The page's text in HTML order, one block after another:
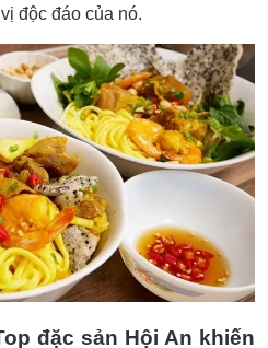
độc đáo của nó.
đặc sản Hội An khiến